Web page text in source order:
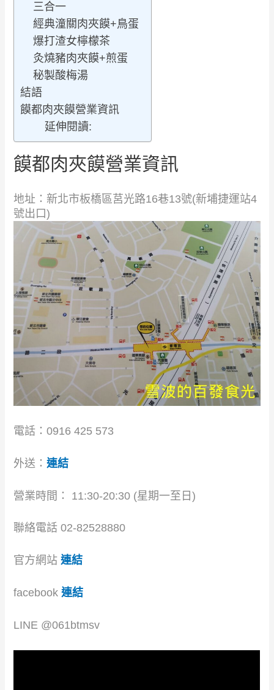
三合一
經典潼關肉夾饃+鳥蛋
爆打渣女檸檬茶
灸燒豬肉夾饃+煎蛋
秘製酸梅湯
結語
饃都肉夾饃營業資訊
延伸閱讀:
饃都肉夾饃營業資訊
地址：新北市板橋區莒光路16巷13號(新埔捷運站4
號出口)
電話：0916 425 573
外送：連結
營業時間： 11:30-20:30 (星期一至日)
聯絡電話 02-82528880
官方網站連結
facebook連結
LINE @061btmsv